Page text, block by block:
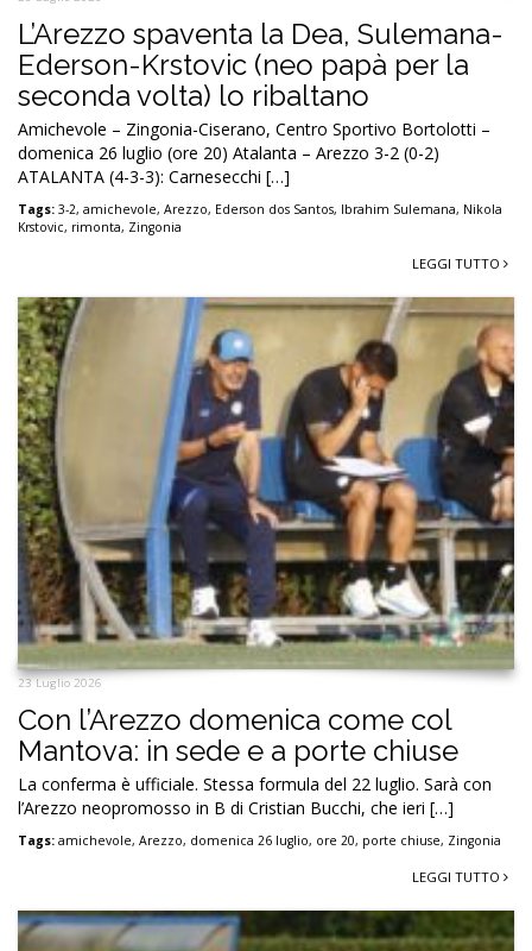
L’Arezzo spaventa la Dea, Sulemana-
Ederson-Krstovic (neo papà per la
seconda volta) lo ribaltano
Amichevole – Zingonia-Ciserano, Centro Sportivo Bortolotti –
domenica 26 luglio (ore 20) Atalanta – Arezzo 3-2 (0-2)
ATALANTA (4-3-3): Carnesecchi […]
Tags: 3-2, amichevole, Arezzo, Ederson dos Santos, Ibrahim Sulemana, Nikola
Krstovic, rimonta, Zingonia
LEGGI TUTTO
23 Luglio 2026
Con l’Arezzo domenica come col
Mantova: in sede e a porte chiuse
La conferma è ufficiale. Stessa formula del 22 luglio. Sarà con
l’Arezzo neopromosso in B di Cristian Bucchi, che ieri […]
Tags: amichevole, Arezzo, domenica 26 luglio, ore 20, porte chiuse, Zingonia
LEGGI TUTTO